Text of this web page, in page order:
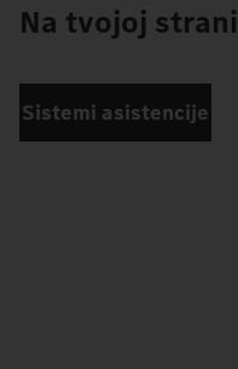
Na tvojoj strani
Sistemi asistencije